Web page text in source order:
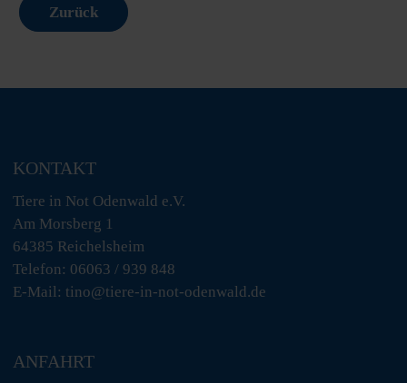
Zurück
KONTAKT
Tiere in Not Odenwald e.V.
Am Morsberg 1
64385 Reichelsheim
Telefon: 06063 / 939 848
E-Mail: tino@tiere-in-not-odenwald.de
ANFAHRT